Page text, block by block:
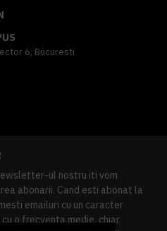
6, Bucuresti
ul nostru iti vom
abonarii. Cand esti abonat la
emailuri cu un caracter
o frecventa medie, chiar